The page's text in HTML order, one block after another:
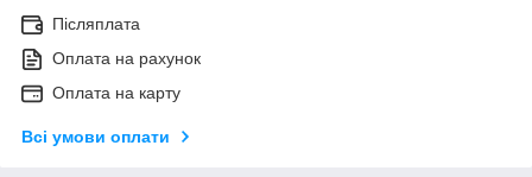
Післяплата
Оплата на рахунок
Оплата на карту
Всі умови оплати